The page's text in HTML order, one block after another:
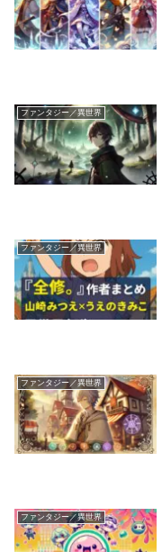
ファンタジー／異世界
ファンタジー／異世界
ファンタジー／異世界
ファンタジー／異世界